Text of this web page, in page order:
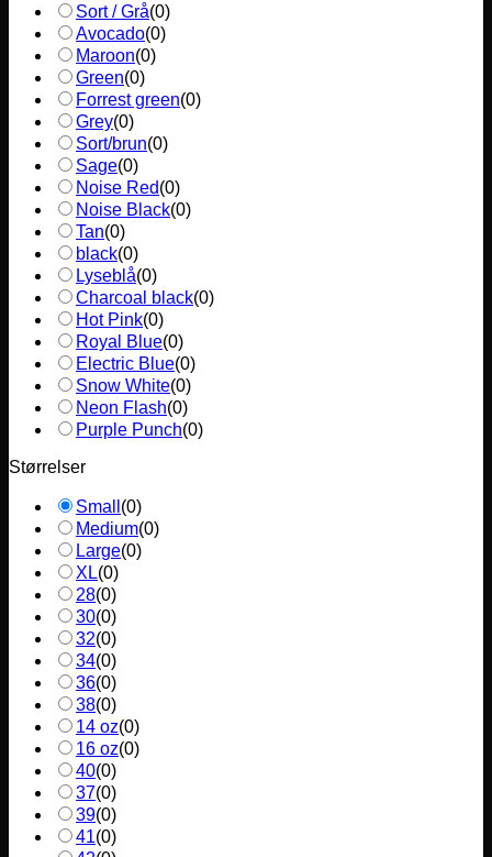
Sort / Grå(0)
Avocado(0)
Maroon(0)
Green(0)
Forrest green(0)
Grey(0)
Sort/brun(0)
Sage(0)
Noise Red(0)
Noise Black(0)
Tan(0)
black(0)
Lyseblå(0)
Charcoal black(0)
Hot Pink(0)
Royal Blue(0)
Electric Blue(0)
Snow White(0)
Neon Flash(0)
Purple Punch(0)
Størrelser
Small (0)
Medium(0)
Large(0)
XL(0)
28(0)
30(0)
32(0)
34(0)
36(0)
38(0)
14 oz(0)
16 oz(0)
40(0)
37(0)
39(0)
41(0)